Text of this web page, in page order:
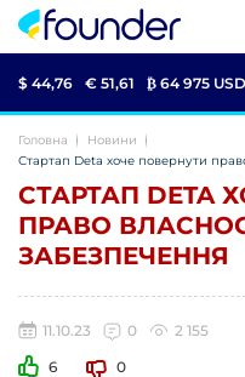
$ 44,76 € 51,61 ₿ 64 975 USD
Головна
Новини
Стартап Deta хоче повернути
СТАРТАП DETA
ПРАВО
ЗАБЕЗПЕЧЕННЯ
11.10.23 0
2 155
6
0